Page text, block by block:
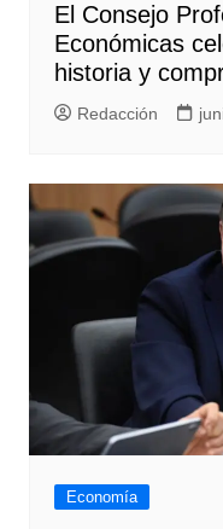
El Consejo
Económicas
historia y
Redacción
Economía